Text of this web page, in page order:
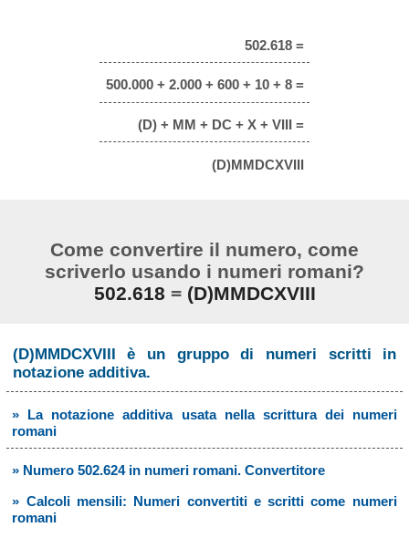
502.618 =
500.000 + 2.000 + 600 + 10 + 8 =
(D) + MM + DC + X + VIII =
(D)MMDCXVIII
Come convertire il numero, come
scriverlo usando i numeri romani?
502.618 = (D)MMDCXVIII
(D)MMDCXVIII è un gruppo di numeri scritti in
notazione additiva.
» La notazione additiva usata nella scrittura dei numeri
romani
» Numero 502.624 in numeri romani. Convertitore
» Calcoli mensili: Numeri convertiti e scritti come numeri
romani